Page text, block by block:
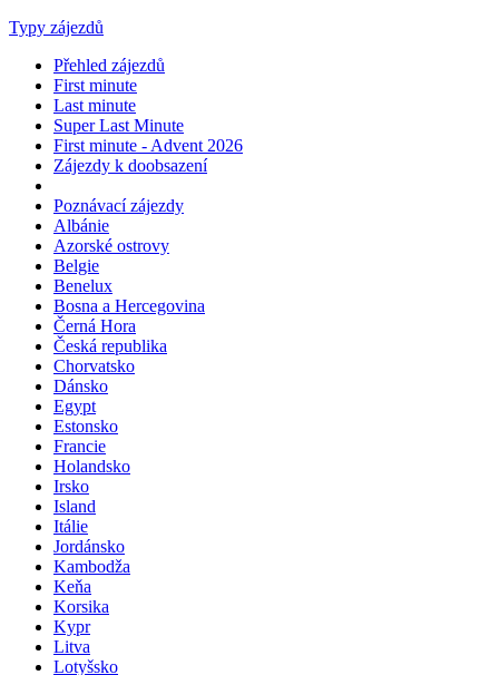
Typy zájezdů
Přehled zájezdů
First minute
Last minute
Super Last Minute
First minute - Advent 2026
Zájezdy k doobsazení
Poznávací zájezdy
Albánie
Azorské ostrovy
Belgie
Benelux
Bosna a Hercegovina
Černá Hora
Česká republika
Chorvatsko
Dánsko
Egypt
Estonsko
Francie
Holandsko
Irsko
Island
Itálie
Jordánsko
Kambodža
Keňa
Korsika
Kypr
Litva
Lotyšsko